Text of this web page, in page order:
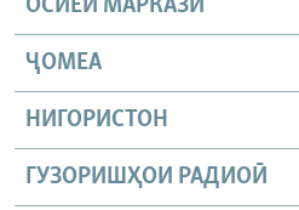
ОСИЁИ МАРКАЗӢ
ҶОМEА
НИГОРИСТОН
ГУЗОРИШҲОИ РАДИОӢ